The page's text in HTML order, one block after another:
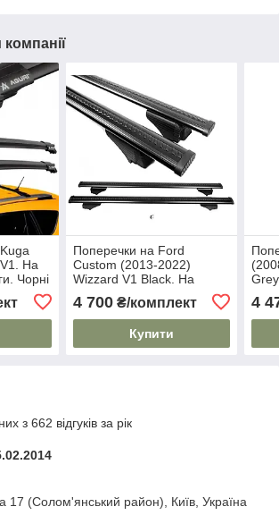
компанії
На
Чорні
Поперечки на Ford
Custom (2013-2022)
Wizzard V1 Black. На
Пластиковий ключ. Чорні
4 700₴/комплект
Купити
4
з 662 відгуків за рік
17 (Солом'янський район), Київ, Україна